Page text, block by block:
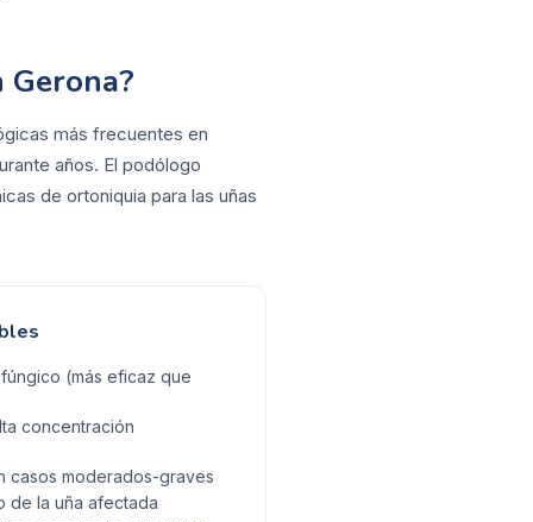
más frecuentes en
años. El podólogo
de ortoniquia para las uñas
(más eficaz que
concentración
casos moderados-graves
de la uña afectada